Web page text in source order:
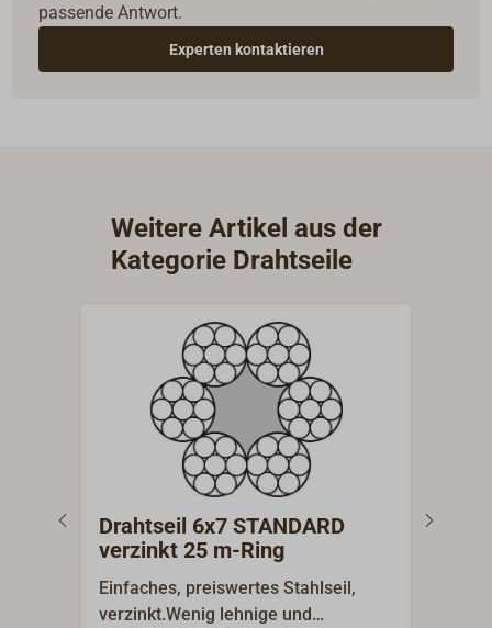
passende Antwort.
Experten kontaktieren
Weitere Artikel aus der
Kategorie Drahtseile
Drahtseil 6x7 STANDARD
verzinkt 25 m-Ring
Einfaches, preiswertes Stahlseil,
verzinkt.Wenig lehnige und